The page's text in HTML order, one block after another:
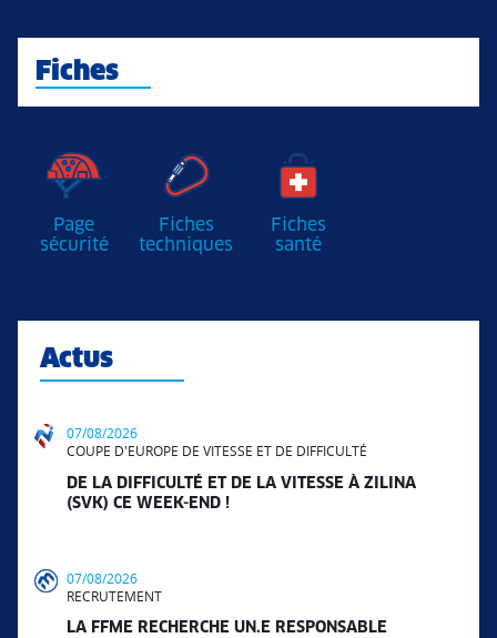
Fiches
Page
sécurité
Fiches
techniques
Fiches
santé
Actus
07/08/2026
COUPE D'EUROPE DE VITESSE ET DE DIFFICULTÉ
DE LA DIFFICULTÉ ET DE LA VITESSE À ZILINA
(SVK) CE WEEK-END !
07/08/2026
RECRUTEMENT
LA FFME RECHERCHE UN.E RESPONSABLE